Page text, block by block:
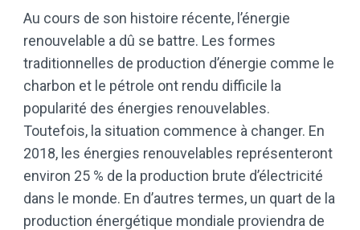
Au cours de son histoire récente, l’énergie
renouvelable a dû se battre. Les formes
traditionnelles de production d’énergie comme le
charbon et le pétrole ont rendu difficile la
popularité des énergies renouvelables.
Toutefois, la situation commence à changer. En
2018, les énergies renouvelables représenteront
environ 25 % de la production brute d’électricité
dans le monde. En d’autres termes, un quart de la
production énergétique mondiale proviendra de